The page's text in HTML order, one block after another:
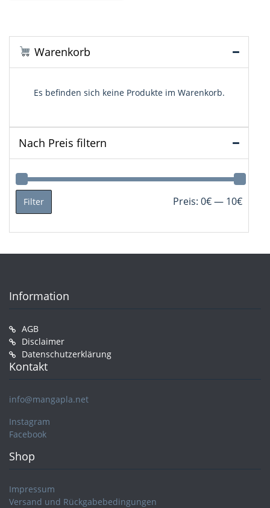
Warenkorb
Es befinden sich keine Produkte im Warenkorb.
Nach Preis filtern
Min.
Max.
Filter Preis: 0€— 10€
Information
AGB
Disclaimer
Datenschutzerklärung
Kontakt
info@mangapla.net
Instagram
Facebook
Shop
Impressum
Versand und Rückgabebedingungen